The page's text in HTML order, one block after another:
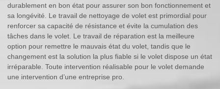
durablement en bon état pour assurer son bon fonctionnement et
sa longévité. Le travail de nettoyage de volet est primordial pour
renforcer sa capacité de résistance et évite la cumulation des
tâches dans le volet. Le travail de réparation est la meilleure
option pour remettre le mauvais état du volet, tandis que le
changement est la solution la plus fiable si le volet dispose un état
irréparable. Toute intervention réalisable pour le volet demande
une intervention d’une entreprise pro.